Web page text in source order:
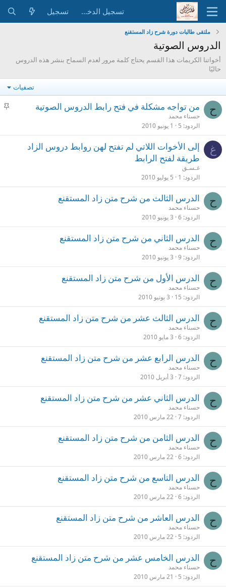
تسجيل الدخول تسجيل
ملتقى طالبات دورة شرح زاد المستقنع
الدروس الصوتية
أخواتنا الكريمات هذا القسم يحتاج كلمة مرور لعدم السماح بنشر هذه الدروس
حاليًا
تصفيات
ح
م
من تواجه مشكلة في فتح رابط الدروس الصوتية
حسناء محمد
الردود 5 1 يونيو 2010
غ
إلى الأخوات اللاتي لم تفتح لهن روابط دروس الزاد
طريقة لفتح الرابط
غـسـق
الردود 1 5 يوليو 2010
ح الدرس الثالث من شرح متن زاد المستقنع
حسناء محمد
الردود 6 3 يونيو 2010
ح الدرس الثاني من شرح متن زاد المستقنع
حسناء محمد
الردود 9 3 يونيو 2010
ح الدرس الأول من شرح متن زاد المستقنع
حسناء محمد
الردود 15 3 يونيو 2010
ح الدرس الثالث عشر من شرح متن زاد المستقنع
حسناء محمد
الردود 6 3 مايو 2010
ح الدرس الرابع عشر من شرح متن زاد المستقنع
حسناء محمد
الردود 7 3 أبريل 2010
ح الدرس الثاني عشر من شرح متن زاد المستقنع
حسناء محمد
الردود 7 22 مارس 2010
ح الدرس الثامن من شرح متن زاد المستقنع
حسناء محمد
الردود 6 22 مارس 2010
ح الدرس التاسع من شرح متن زاد المستقنع
حسناء محمد
الردود 6 22 مارس 2010
ح الدرس العاشر من شرح متن زاد المستقنع
حسناء محمد
الردود 5 22 مارس 2010
ح الدرس الخامس عشر من شرح متن زاد المستقنع
حسناء محمد
الردود 5 21 مارس 2010